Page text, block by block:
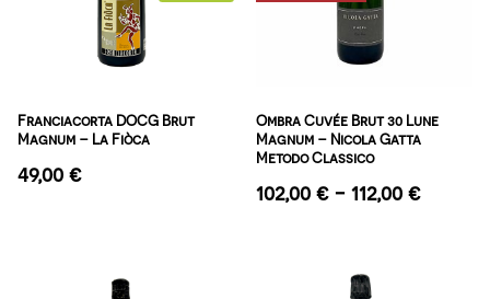
Franciacorta DOCG Brut
Magnum – La Fiòca
49,00 €
Ombra Cuvée Brut 30 Lune
Magnum – Nicola Gatta
Metodo Classico
102,00 € - 112,00 €